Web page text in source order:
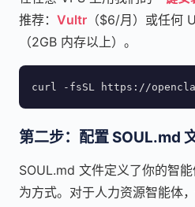
推荐： Vultr （$6/月）或任何
（2GB 内存以上）。
curl -fsSL https://
第二步：配置 SOUL.md
SOUL.md 文件定义了你的智
为方式。对于人力资源智能体，